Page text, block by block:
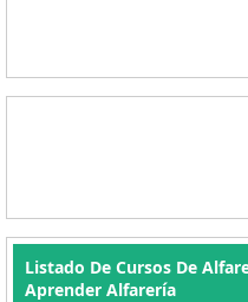
Listado De Cursos De
Aprender Alfarería